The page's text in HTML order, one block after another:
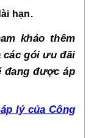
hạn.
khảo thêm
các gói ưu đãi
đang được áp
lý của Công